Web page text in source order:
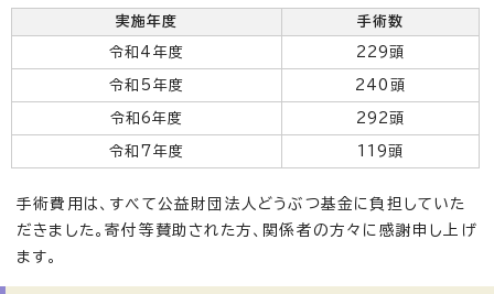
実施年度 手術数
令和4年度 229頭
令和5年度 240頭
令和6年度 292頭
令和7年度 119頭
手術費用は、すべて公益財団法人どうぶつ基金に負担していた
だきました。寄付等賛助された方、関係者の方々に感謝申し上げ
ます。